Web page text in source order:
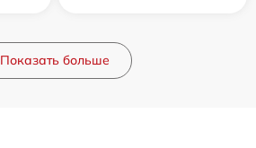
Показать больше